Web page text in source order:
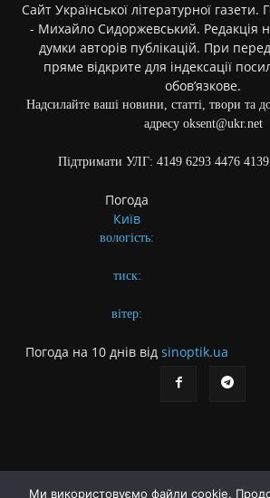
Сайт Української літературної
- Михайло Сидоржевський. Редакція
думки авторів публікацій. При
пряме відкрите для індексації
обов’язкове.
Надсилайте ваші новини, статті, твори та
адресу oksent@ukr.net
Підтримати УЛГ: 4149 6293 4476
Погода
Київ
вологість:
тиск:
вітер:
Погода на 10 днів від sinoptik.ua
Ми використовуємо файли cookie.